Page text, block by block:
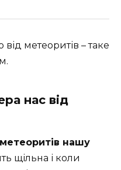
метеоритів – таке
нас від
нашу
щільна і коли